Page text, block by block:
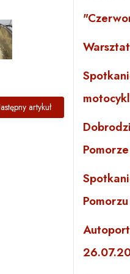
Poniedziałek 31.03.2025
artykuł: Umuzykalnienie dla
artykuł